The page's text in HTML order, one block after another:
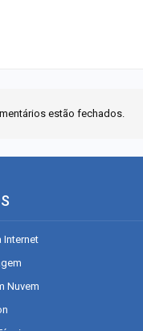
estão fechados.
Internet
Nuvem